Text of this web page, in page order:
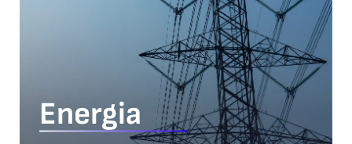
Energia